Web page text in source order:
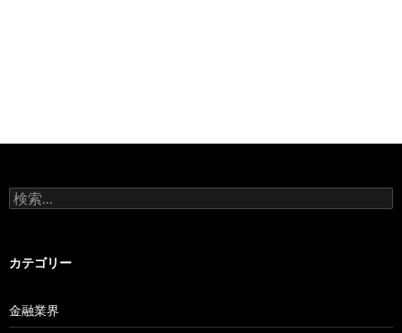
検
索:
カテゴリー
金融業界